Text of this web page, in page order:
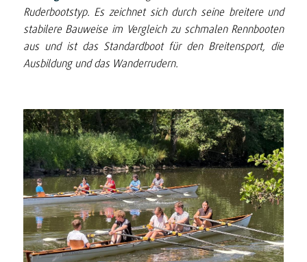
Ruderbootstyp. Es zeichnet sich durch seine breitere und
stabilere Bauweise im Vergleich zu schmalen Rennbooten
aus und ist das Standardboot für den Breitensport, die
Ausbildung und das Wanderrudern.